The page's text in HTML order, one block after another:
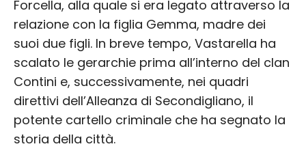
Forcella, alla quale si era legato attraverso la
relazione con la figlia Gemma, madre dei
suoi due figli. In breve tempo, Vastarella ha
scalato le gerarchie prima all’interno del clan
Contini e, successivamente, nei quadri
direttivi dell’Alleanza di Secondigliano, il
potente cartello criminale che ha segnato la
storia della città.